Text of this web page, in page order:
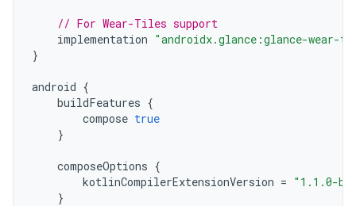
// For Wear-Tiles support
implementation "androidx.glance:glance-wear-
}
android {
buildFeatures {
compose true
}
composeOptions {
kotlinCompilerExtensionVersion = "1.1.0-
}